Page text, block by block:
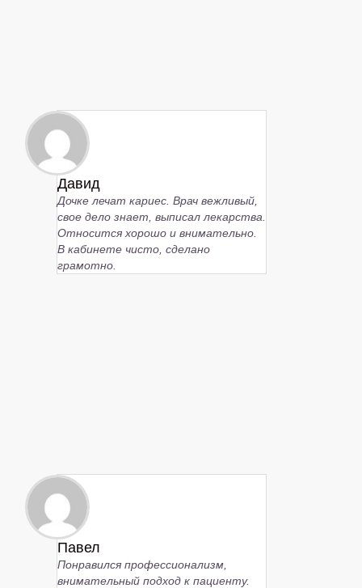
Давид
Дочке лечат кариес. Врач вежливый,
свое дело знает, выписал лекарства.
Относится хорошо и внимательно.
В кабинете чисто, сделано
грамотно.
Павел
Понравился профессионализм,
внимательный подход к пациенту.